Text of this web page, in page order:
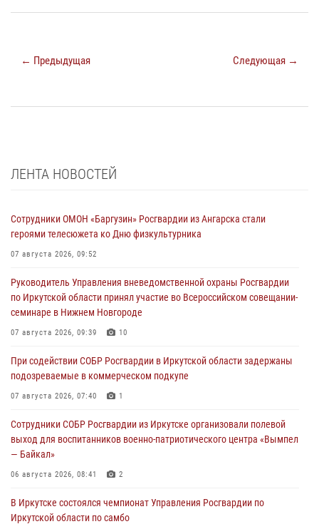
← Предыдущая Следующая →
ЛЕНТА НОВОСТЕЙ
Сотрудники ОМОН «Баргузин» Росгвардии из Ангарска стали
героями телесюжета ко Дню физкультурника
07 августа 2026, 09:52
Руководитель Управления вневедомственной охраны Росгвардии
по Иркутской области принял участие во Всероссийском совещании-
семинаре в Нижнем Новгороде
07 августа 2026, 09:39 10
При содействии СОБР Росгвардии в Иркутской области задержаны
подозреваемые в коммерческом подкупе
07 августа 2026, 07:40 1
Сотрудники СОБР Росгвардии из Иркутске организовали полевой
выход для воспитанников военно-патриотического центра «Вымпел
— Байкал»
06 августа 2026, 08:41 2
В Иркутске состоялся чемпионат Управления Росгвардии по
Иркутской области по самбо